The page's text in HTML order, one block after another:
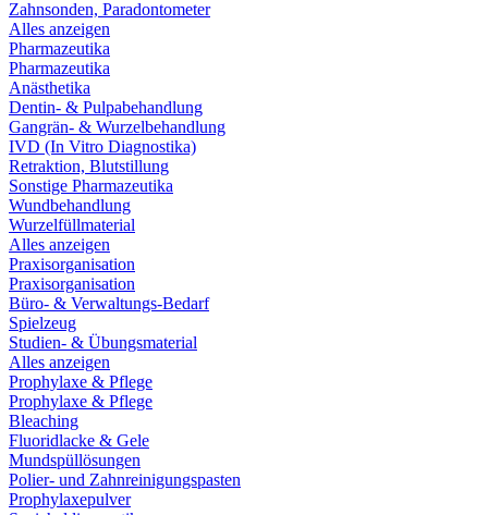
Zahnsonden, Paradontometer
Alles anzeigen
Pharmazeutika
Pharmazeutika
Anästhetika
Dentin- & Pulpabehandlung
Gangrän- & Wurzelbehandlung
IVD (In Vitro Diagnostika)
Retraktion, Blutstillung
Sonstige Pharmazeutika
Wundbehandlung
Wurzelfüllmaterial
Alles anzeigen
Praxisorganisation
Praxisorganisation
Büro- & Verwaltungs-Bedarf
Spielzeug
Studien- & Übungsmaterial
Alles anzeigen
Prophylaxe & Pflege
Prophylaxe & Pflege
Bleaching
Fluoridlacke & Gele
Mundspüllösungen
Polier- und Zahnreinigungspasten
Prophylaxepulver